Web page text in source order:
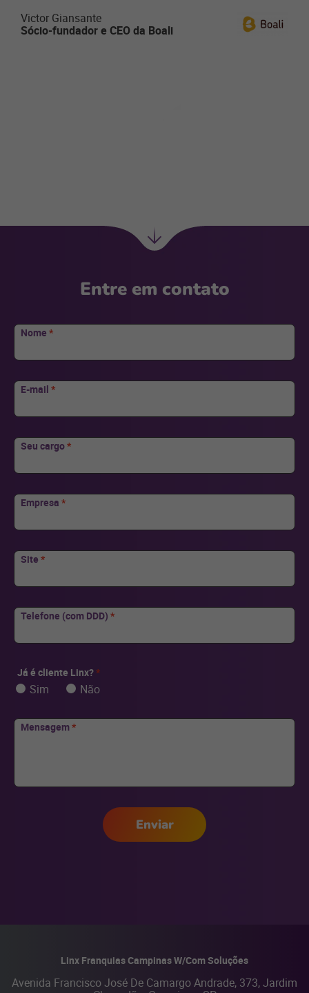
Victor Giansante
Sócio-fundador e CEO da Boali
Ir
Entre em contato
Nome *
E-mail *
Seu cargo*
Empresa *
Site *
Telefone (com DDD) *
Já é cliente Linx?*
Sim Não
Mensagem*
Enviar
Linx Franquias Campinas W/Com Soluções
Avenida Francisco José De Camargo Andrade, 373, Jardim